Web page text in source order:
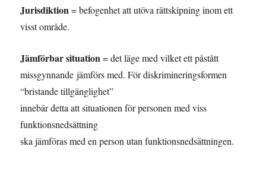
Jurisdiktion= befogenhet att utöva rättskipning inom ett
visst område.
Jämförbar situation = det läge med vilket ett påstått
missgynnande jämförs med. För diskrimineringsformen
“bristande tillgänglighet”
innebär detta att situationen för personen med viss
funktionsnedsättning
ska jämföras med en person utan funktionsnedsättningen.